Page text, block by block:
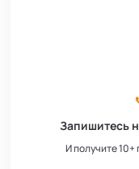
Запишитесь
И получите